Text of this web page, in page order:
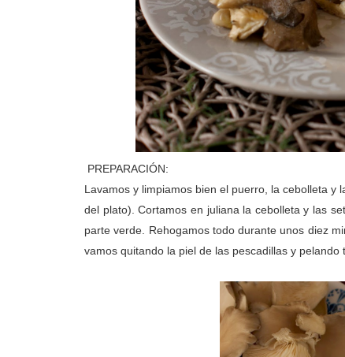
PREPARACIÓN:
Lavamos y limpiamos bien el puerro, la cebolleta
del plato). Cortamos en juliana la cebolleta y las
parte verde. Rehogamos todo durante unos diez
vamos quitando la piel de las pescadillas y pelando